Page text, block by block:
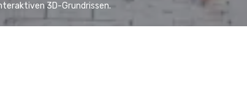
3D-Grundrissen.